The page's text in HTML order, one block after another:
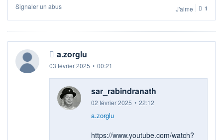
Signaler un abus J'aime 1
a.zorglu
03 février 2025 • 00:21
sar_rabindranath
02 février 2025 • 22:12
a.zorglu
https://www.youtube.com/watch?